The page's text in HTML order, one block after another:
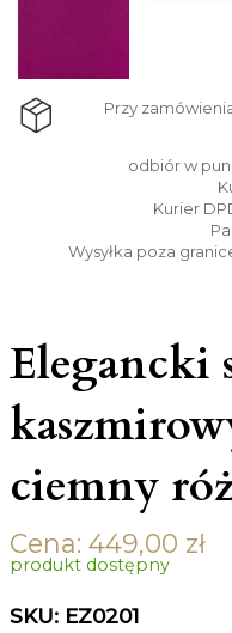
Przy
odbiór w
Kurier
Wysyłka poza
Elegancki
ciemny
Cena: 449,00 zł
produkt dostępny
SKU: EZ0201